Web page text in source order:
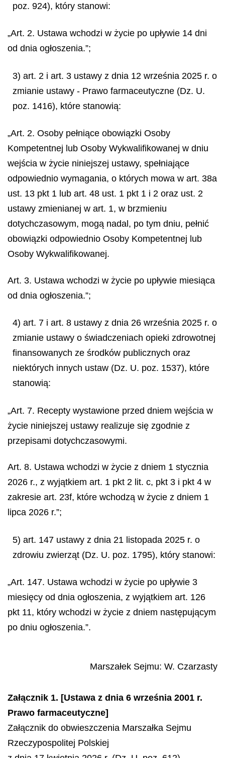
poz. 924), który stanowi:
„Art. 2. Ustawa wchodzi w życie po upływie 14 dni
od dnia ogłoszenia.”;
3) art. 2 i art. 3 ustawy z dnia 12 września 2025 r. o
zmianie ustawy - Prawo farmaceutyczne (Dz. U.
poz. 1416), które stanowią:
„Art. 2. Osoby pełniące obowiązki Osoby
Kompetentnej lub Osoby Wykwalifikowanej w dniu
wejścia w życie niniejszej ustawy, spełniające
odpowiednio wymagania, o których mowa w art. 38a
ust. 13 pkt 1 lub art. 48 ust. 1 pkt 1 i 2 oraz ust. 2
ustawy zmienianej w art. 1, w brzmieniu
dotychczasowym, mogą nadal, po tym dniu, pełnić
obowiązki odpowiednio Osoby Kompetentnej lub
Osoby Wykwalifikowanej.
Art. 3. Ustawa wchodzi w życie po upływie miesiąca
od dnia ogłoszenia.”;
4) art. 7 i art. 8 ustawy z dnia 26 września 2025 r. o
zmianie ustawy o świadczeniach opieki zdrowotnej
finansowanych ze środków publicznych oraz
niektórych innych ustaw (Dz. U. poz. 1537), które
stanowią:
„Art. 7. Recepty wystawione przed dniem wejścia w
życie niniejszej ustawy realizuje się zgodnie z
przepisami dotychczasowymi.
Art. 8. Ustawa wchodzi w życie z dniem 1 stycznia
2026 r., z wyjątkiem art. 1 pkt 2 lit. c, pkt 3 i pkt 4 w
zakresie art. 23f, które wchodzą w życie z dniem 1
lipca 2026 r.”;
5) art. 147 ustawy z dnia 21 listopada 2025 r. o
zdrowiu zwierząt (Dz. U. poz. 1795), który stanowi:
„Art. 147. Ustawa wchodzi w życie po upływie 3
miesięcy od dnia ogłoszenia, z wyjątkiem art. 126
pkt 11, który wchodzi w życie z dniem następującym
po dniu ogłoszenia.”.
Marszałek Sejmu: W. Czarzasty
Załącznik 1. [Ustawa z dnia 6 września 2001 r.
Prawo farmaceutyczne]
Załącznik do obwieszczenia Marszałka Sejmu
Rzeczypospolitej Polskiej